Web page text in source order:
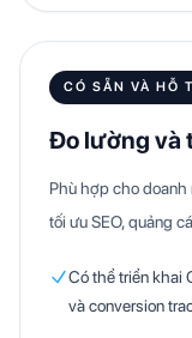
CÓ SẴN VÀ HỖ
Đo lường và
Phù hợp cho
tối ưu SEO, quảng
Có thể triển khai
và conversion